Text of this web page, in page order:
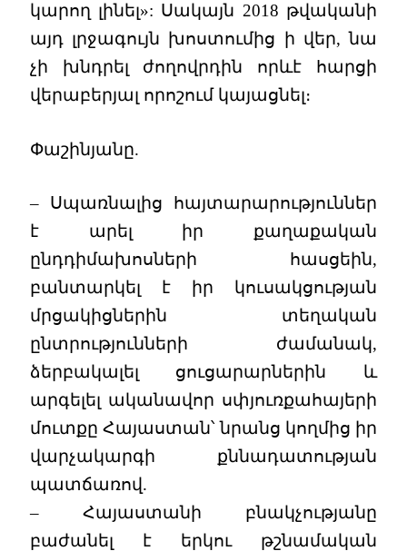
կարող լինել»: Սակայն 2018 թվականի
այդ լրջագույն խոստումից ի վեր, նա
չի խնդրել ժողովրդին որևէ հարցի
վերաբերյալ որոշում կայացնել։
Փաշինյանը.
– Սպառնալից հայտարարություններ
է արել իր քաղաքական
ընդդիմախոսների հասցեին,
բանտարկել է իր կուսակցության
մրցակիցներին տեղական
ընտրությունների ժամանակ,
ձերբակալել ցուցարարներին և
արգելել ականավոր սփյուռքահայերի
մուտքը Հայաստան՝ նրանց կողմից իր
վարչակարգի քննադատության
պատճառով.
– Հայաստանի բնակչությանը
բաժանել է երկու թշնամական